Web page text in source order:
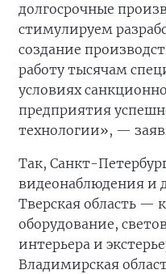
долгосрочные
стимулируем
создание
работу тысячам
условиях
предприятия
технологии», —
Так, Санкт-
видеонаблюдения и
Тверская область —
оборудование,
интерьера и
Владимирская